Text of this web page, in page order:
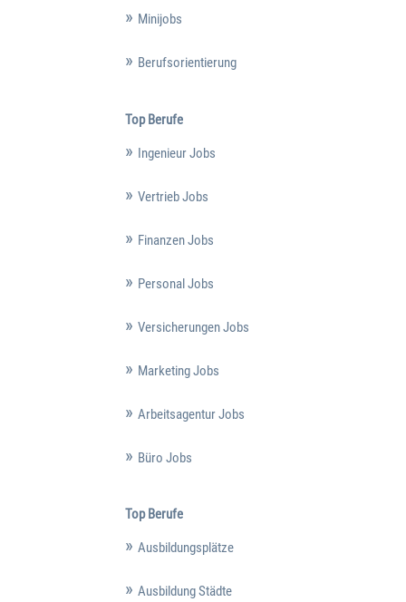
Minijobs
Berufsorientierung
Top Berufe
Ingenieur Jobs
Vertrieb Jobs
Finanzen Jobs
Personal Jobs
Versicherungen Jobs
Marketing Jobs
Arbeitsagentur Jobs
Büro Jobs
Top Berufe
Ausbildungsplätze
Ausbildung Städte